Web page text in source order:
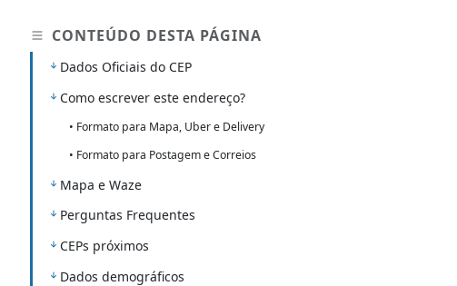
CONTEÚDO DESTA PÁGINA
Dados Oficiais do CEP
Como escrever este endereço?
• Formato para Mapa, Uber e Delivery
• Formato para Postagem e Correios
Mapa e Waze
Perguntas Frequentes
CEPs próximos
Dados demográficos